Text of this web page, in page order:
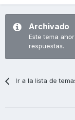
Archivado
Este tema
respuestas.
Ir a la lista de